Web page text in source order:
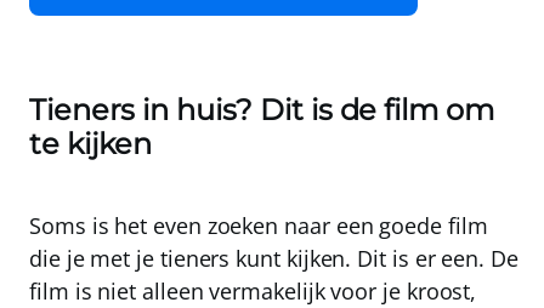
Tieners in huis? Dit is de film om
te kijken
Soms is het even zoeken naar een goede film
die je met je tieners kunt kijken. Dit is er een. De
film is niet alleen vermakelijk voor je kroost,